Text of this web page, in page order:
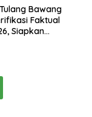
Bawang
Faktual
Siapkan